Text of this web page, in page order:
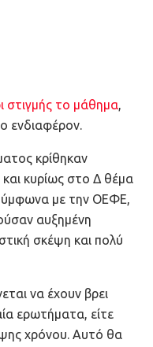
στιγμής το μάθημα,
ενδιαφέρον.
κρίθηκαν
κυρίως στο Δ θέμα
με την ΟΕΦΕ,
αυξημένη
σκέψη και πολύ
να έχουν βρει
ερωτήματα, είτε
χρόνου. Αυτό θα